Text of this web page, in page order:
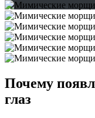
Почему
глаз